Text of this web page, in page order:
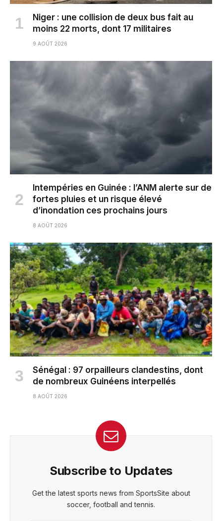
Niger : une collision de deux bus fait au
moins 22 morts, dont 17 militaires
9 AOÛT 2026
Intempéries en Guinée : l’ANM alerte sur de
fortes pluies et un risque élevé
d’inondation ces prochains jours
8 AOÛT 2026
Sénégal : 97 orpailleurs clandestins, dont
de nombreux Guinéens interpellés
8 AOÛT 2026
Subscribe to Updates
Get the latest sports news from SportsSite about
soccer, football and tennis.